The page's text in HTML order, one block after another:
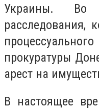
Украины. Во
расследования,
прокуратуры
арест на
В настоящее